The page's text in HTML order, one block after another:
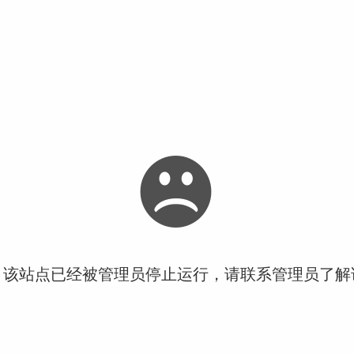
站点已经被管理员停止运行，请联系管理员了